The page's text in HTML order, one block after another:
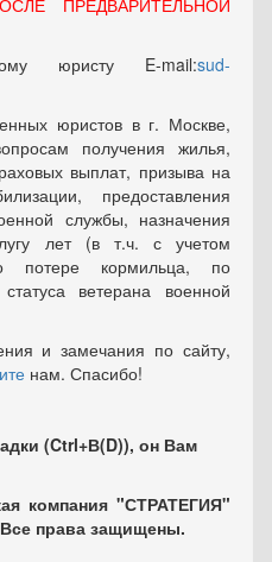
ПРЕДВАРИТЕЛЬНОЙ
юристу E-mail:sud-
юристов в г. Москве,
получения жилья,
выплат, призыва на
предоставления
службы, назначения
лет (в т.ч. с учетом
потере кормильца, по
ветерана военной
и замечания по сайту,
нам. Спасибо!
(Ctrl+В(D)), он Вам
компания "СТРАТЕГИЯ"
права защищены.